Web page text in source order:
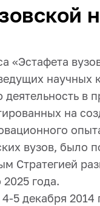
научных
в
на
вузов, было
Стратегией
года.
5 декабря